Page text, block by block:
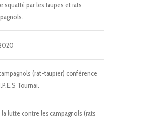
squatté par les taupes et rats
(rat-taupier) conférence
Tournai.
lutte contre les campagnols (rats